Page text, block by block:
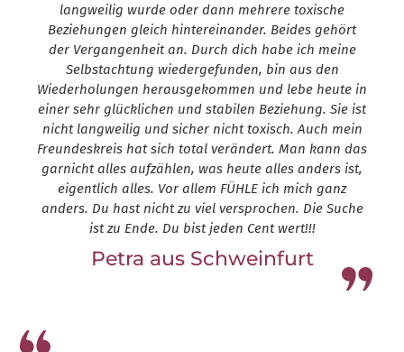
langweilig wurde oder dann mehrere toxische
Beziehungen gleich hintereinander. Beides gehört
der Vergangenheit an. Durch dich habe ich meine
Selbstachtung wiedergefunden, bin aus den
Wiederholungen herausgekommen und lebe heute in
einer sehr glücklichen und stabilen Beziehung. Sie ist
nicht langweilig und sicher nicht toxisch. Auch mein
Freundeskreis hat sich total verändert. Man kann das
garnicht alles aufzählen, was heute alles anders ist,
eigentlich alles. Vor allem FÜHLE ich mich ganz
anders. Du hast nicht zu viel versprochen. Die Suche
ist zu Ende. Du bist jeden Cent wert!!!
Petra aus Schweinfurt